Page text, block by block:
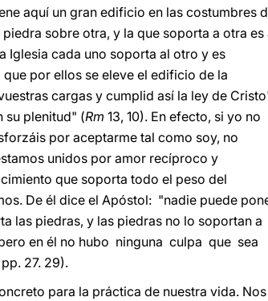
aquí un gran edificio en las costumbres
sobre otra, y la que soporta a otra es
Iglesia cada uno soporta al otro y es
por ellos se eleve el edificio de la
cargas y cumplid así la ley de
su plenitud" (Rm 13, 10). En efecto, si yo no
por aceptarme tal como soy, no
unidos por amor recíproco y
que soporta todo el peso del
De él dice el Apóstol: "nadie puede
las piedras, y las piedras no lo soportan a
en él no hubo ninguna culpa que sea
27. 29).
para la práctica de nuestra vida. Nos